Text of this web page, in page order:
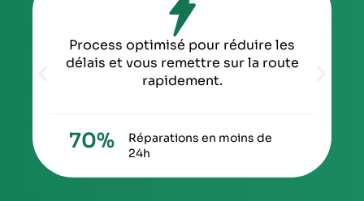
Process optimisé pour réduire les
délais et vous remettre sur la route
rapidement.
Réparations en moins de
24h
70%